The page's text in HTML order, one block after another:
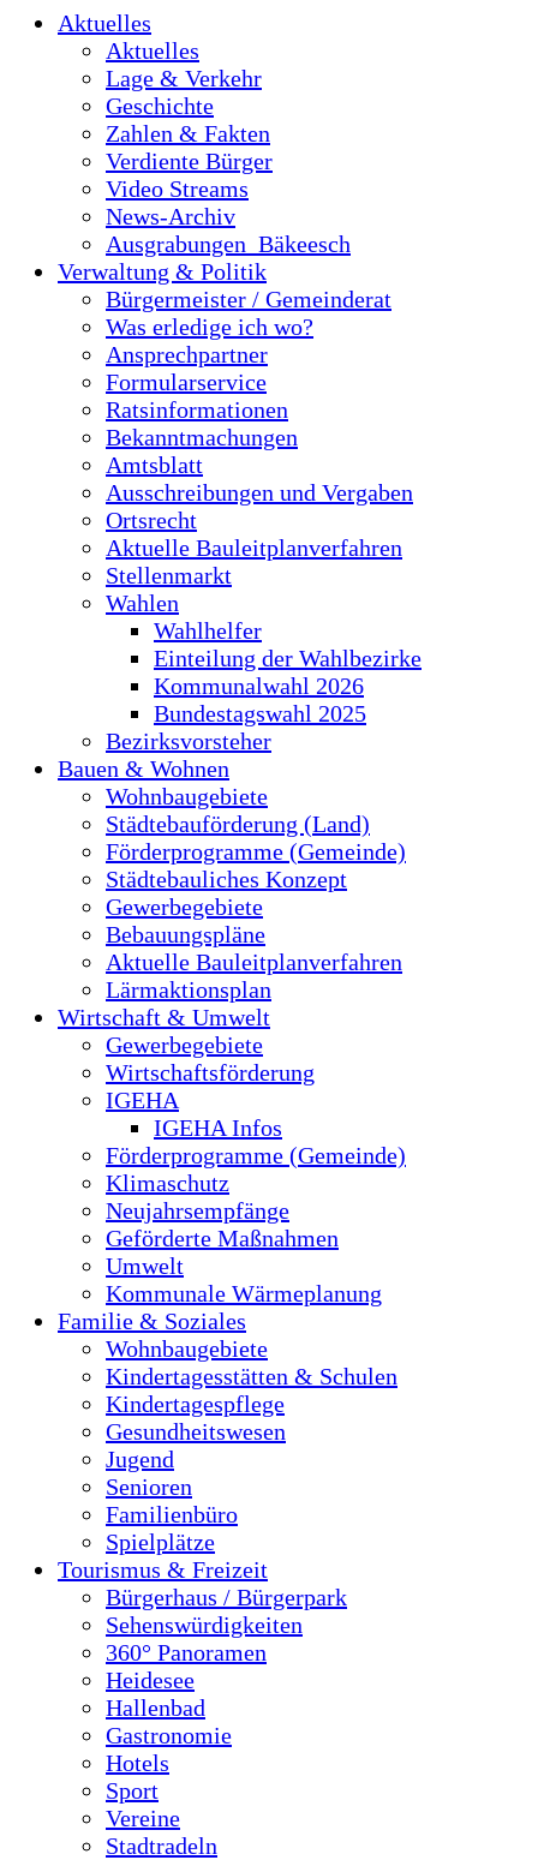
Aktuelles
Aktuelles
Lage & Verkehr
Geschichte
Zahlen & Fakten
Verdiente Bürger
Video Streams
News-Archiv
Ausgrabungen_Bäkeesch
Verwaltung & Politik
Bürgermeister / Gemeinderat
Was erledige ich wo?
Ansprechpartner
Formularservice
Ratsinformationen
Bekanntmachungen
Amtsblatt
Ausschreibungen und Vergaben
Ortsrecht
Aktuelle Bauleitplanverfahren
Stellenmarkt
Wahlen
Wahlhelfer
Einteilung der Wahlbezirke
Kommunalwahl 2026
Bundestagswahl 2025
Bezirksvorsteher
Bauen & Wohnen
Wohnbaugebiete
Städtebauförderung (Land)
Förderprogramme (Gemeinde)
Städtebauliches Konzept
Gewerbegebiete
Bebauungspläne
Aktuelle Bauleitplanverfahren
Lärmaktionsplan
Wirtschaft & Umwelt
Gewerbegebiete
Wirtschaftsförderung
IGEHA
IGEHA Infos
Förderprogramme (Gemeinde)
Klimaschutz
Neujahrsempfänge
Geförderte Maßnahmen
Umwelt
Kommunale Wärmeplanung
Familie & Soziales
Wohnbaugebiete
Kindertagesstätten & Schulen
Kindertagespflege
Gesundheitswesen
Jugend
Senioren
Familienbüro
Spielplätze
Tourismus & Freizeit
Bürgerhaus / Bürgerpark
Sehenswürdigkeiten
360° Panoramen
Heidesee
Hallenbad
Gastronomie
Hotels
Sport
Vereine
Stadtradeln